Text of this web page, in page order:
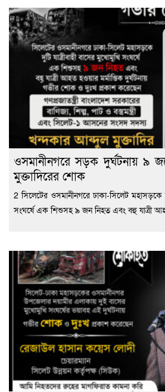
ওসমানীনগরে সড়ক দুর্ঘটনায় ৯
মুক্তাদিরের শোক
2 সিলেটের ওসমানীনগরে ঢাকা-সিলেট মহাসড়কে
সংঘর্ষে এক শিশুসহ ৯ জন নিহত এবং বহু যাত্রী